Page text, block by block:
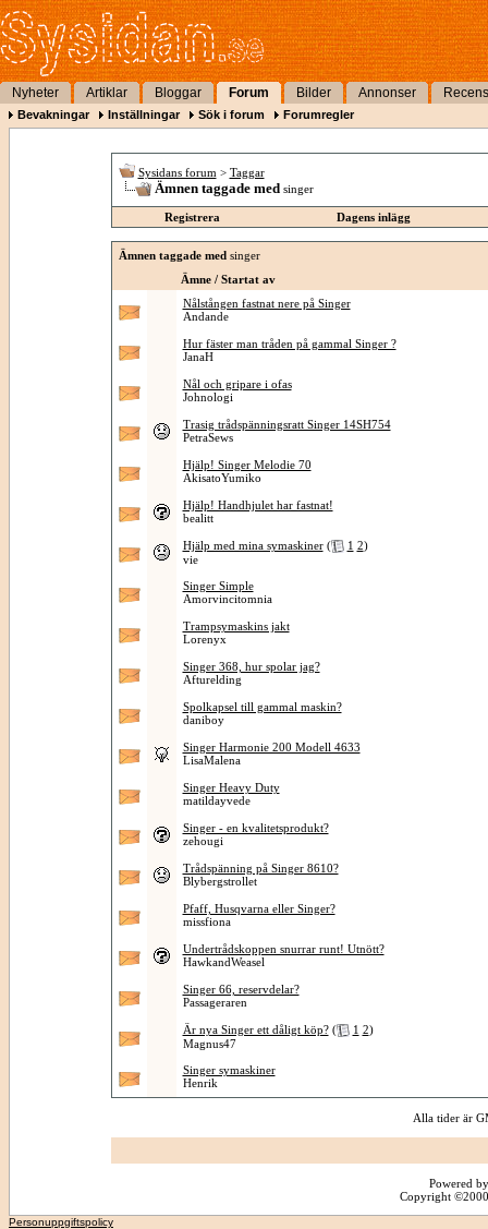
Nyheter Artiklar Bloggar Forum Bilder Annonser
Bevakningar Inställningar Sök i forum Forumregler
Sysidans forum > Taggar
Ämnen taggade med singer
Registrera Dagens inlägg
Ämnen taggade med singer
Ämne / Startat av
Nålstången fastnat nere på Singer
Andande
Hur fäster man tråden på gammal Singer ?
JanaH
Nål och gripare i ofas
Johnologi
Trasig trådspänningsratt Singer 14SH754
PetraSews
Hjälp! Singer Melodie 70
AkisatoYumiko
Hjälp! Handhjulet har fastnat!
bealitt
Hjälp med mina symaskiner ( 1 2)
vie
Singer Simple
Amorvincitomnia
Trampsymaskins jakt
Lorenyx
Singer 368, hur spolar jag?
Afturelding
Spolkapsel till gammal maskin?
daniboy
Singer Harmonie 200 Modell 4633
LisaMalena
Singer Heavy Duty
matildayvede
Singer - en kvalitetsprodukt?
zehougi
Trådspänning på Singer 8610?
Blybergstrollet
Pfaff, Husqvarna eller Singer?
missfiona
Undertrådskoppen snurrar runt! Utnött?
HawkandWeasel
Singer 66, reservdelar?
Passageraren
Är nya Singer ett dåligt köp? ( 1 2)
Magnus47
Singer symaskiner
Henrik
Alla tider är
Powered
Copyright
Personuppgiftspolicy